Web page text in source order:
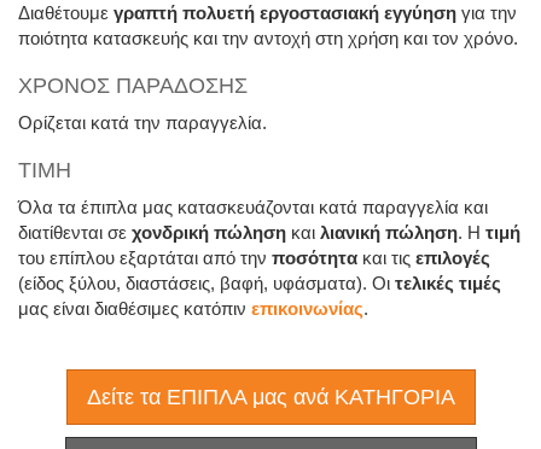
Διαθέτουμε γραπτή πολυετή εργοστασιακή εγγύηση για την
ποιότητα κατασκευής και την αντοχή στη χρήση και τον χρόνο.
ΧΡΟΝΟΣ ΠΑΡΑΔΟΣΗΣ
Ορίζεται κατά την παραγγελία.
ΤΙΜΗ
Όλα τα έπιπλα μας κατασκευάζονται κατά παραγγελία και
διατίθενται σε χονδρική πώληση και λιανική πώληση. Η τιμή
του επίπλου εξαρτάται από την ποσότητα και τις επιλογές
(είδος ξύλου, διαστάσεις, βαφή, υφάσματα). Οι τελικές τιμές
μας είναι διαθέσιμες κατόπιν επικοινωνίας.
Δείτε τα ΕΠΙΠΛΑ μας ανά ΚΑΤΗΓΟΡΙΑ